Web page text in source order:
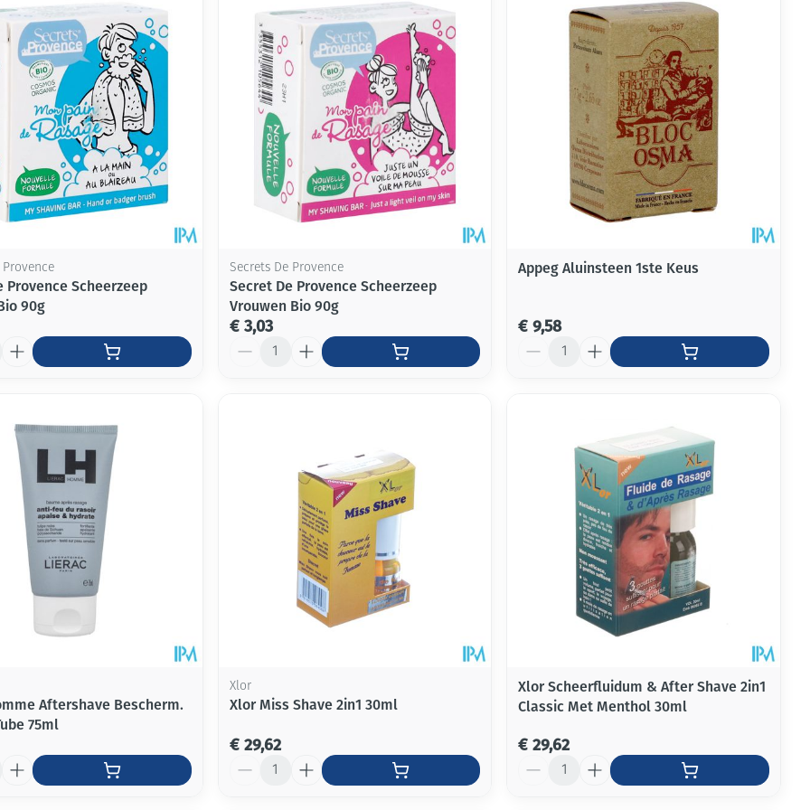
Provence
Provence Scheerzeep
90g
Secrets De Provence
Secret De Provence Scheerzeep
Vrouwen Bio 90g
€ 3,03
Appeg Aluinsteen 1ste Keus
€ 9,58
Aftershave Bescherm.
75ml
Xlor
Xlor Miss Shave 2in1 30ml
€ 29,62
Xlor Scheerfluidum & After Shave 2in1
Classic Met Menthol 30ml
€ 29,62